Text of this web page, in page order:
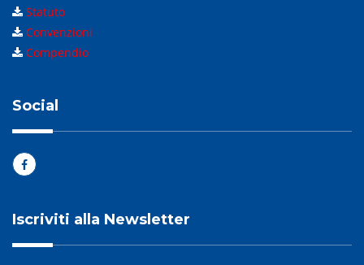
Statuto
Convenzioni
Compendio
Social
Iscriviti alla Newsletter